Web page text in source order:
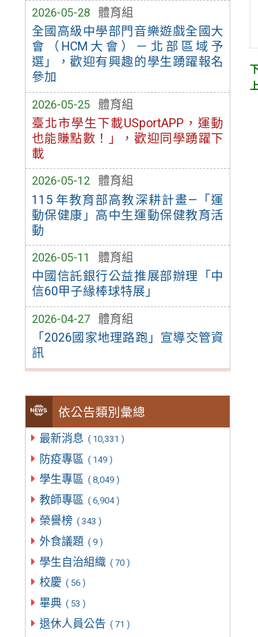
2026-05-28
體育組
全國高級中學部門音樂遊戲全國大
會（HCM大會）－北部區域予
選」，歡迎有興趣的學生踴躍報名
參加
2026-05-25
體育組
臺北市學生下載USportAPP，運動
也能賺點數！」，歡迎同學踴躍下
載
2026-05-12
體育組
115 年教育部高教深耕計畫—「運
動保健康」高中生運動保健教育活
動
2026-05-11
體育組
中國信託銀行公益推展部辦理「中
信60甲子緣棒球特展」
2026-04-27
體育組
「2026國家地理路跑」宣導交管資
訊
依公告類別彙總
最新消息 ( 10,331 )
防疫專區 ( 149 )
學生專區 ( 8,049 )
教師專區 ( 6,904 )
榮譽榜 ( 343 )
外食議題 ( 9 )
學生自治組織 ( 70 )
校慶 ( 56 )
畢典 ( 53 )
退休人員公告 ( 71 )